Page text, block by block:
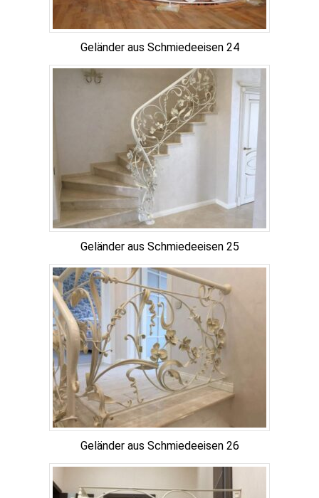
Geländer aus Schmiedeeisen 24
Geländer aus Schmiedeeisen 25
Geländer aus Schmiedeeisen 26